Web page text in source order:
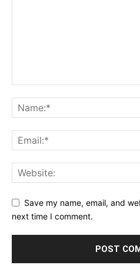
Save my name, email, and
next time I comment.